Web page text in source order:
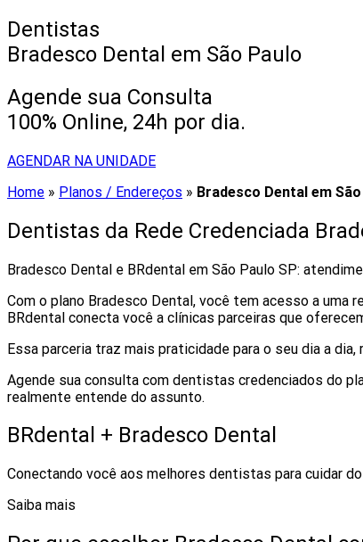
Dentistas
Bradesco Dental em São Paulo
Agende sua Consulta
100% Online, 24h por dia.
AGENDAR NA UNIDADE
Home » Planos / Endereços » Bradesco Dental em
Dentistas da Rede Credenciada
Bradesco Dental e BRdental em São Paulo SP:
Com o plano Bradesco Dental, você tem acesso a uma
BRdental conecta você a clínicas parceiras que
Essa parceria traz mais praticidade para o seu dia a
Agende sua consulta com dentistas credenciados do
realmente entende do assunto.
BRdental + Bradesco Dental
Conectando você aos melhores dentistas para cuidar
Saiba mais